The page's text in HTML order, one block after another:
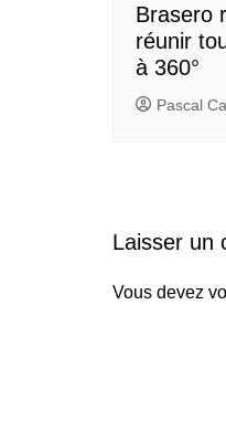
Brasero
réunir
à 360°
Pascal
Laisser un
Vous devez